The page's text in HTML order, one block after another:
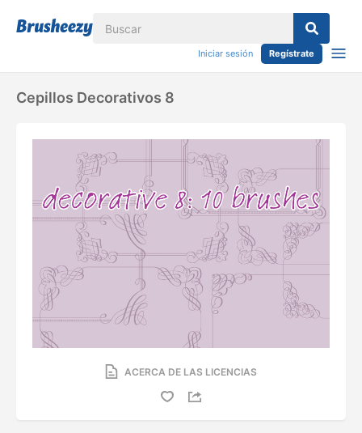
Iniciar sesión Regístrate
Cepillos Decorativos 8
ACERCA DE LAS LICENCIAS